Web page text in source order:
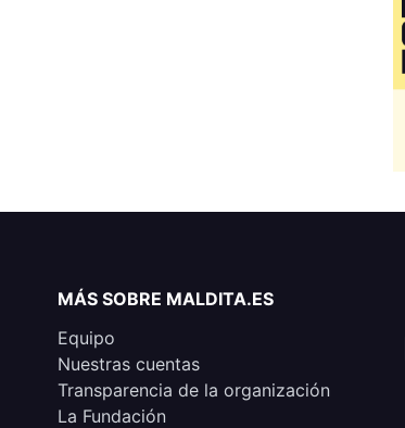
MÁS SOBRE MALDITA.ES
Equipo
Nuestras cuentas
Transparencia de la organización
La Fundación